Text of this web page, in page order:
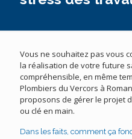
Vous ne souhaitez pas vous
la réalisation de votre future
compréhensible, en même
Plombiers du Vercors à
proposons de gérer le projet
ou clé en main.
Dans les faits, comment ça